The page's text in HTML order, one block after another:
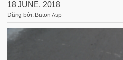
18 JUNE, 2018
Đăng bởi: Baton Asp